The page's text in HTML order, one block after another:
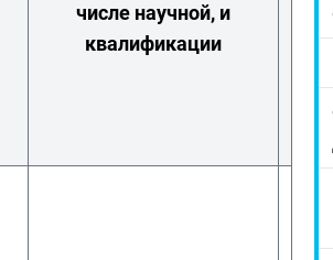
числе научной, и
квалификации